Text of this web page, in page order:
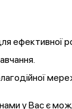
ефективної
у Вас є